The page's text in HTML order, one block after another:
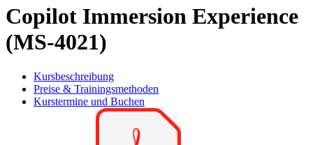
Copilot Immersion Experience
(MS-4021)
Kursbeschreibung
Preise & Trainingsmethoden
Kurstermine und Buchen